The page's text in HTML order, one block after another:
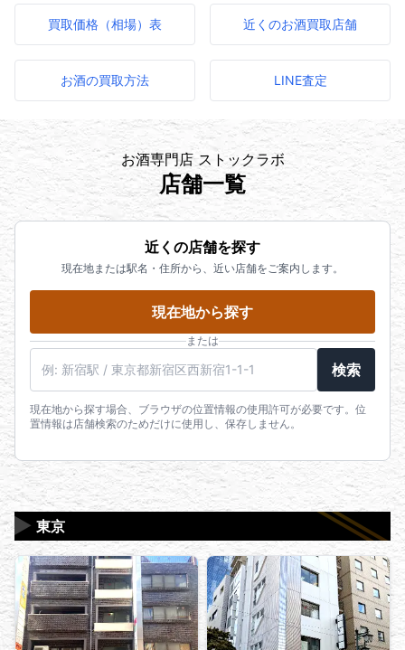
買取価格（相場）表 近くのお酒買取店舗
お酒の買取方法 LINE査定
お酒専門店 ストックラボ
店舗一覧
近くの店舗を探す
現在地または駅名・住所から、近い店舗をご案内します。
現在地から探す
または
検索
現在地から探す場合、ブラウザの位置情報の使用許可が必要です。位
置情報は店舗検索のためだけに使用し、保存しません。
東京
▶